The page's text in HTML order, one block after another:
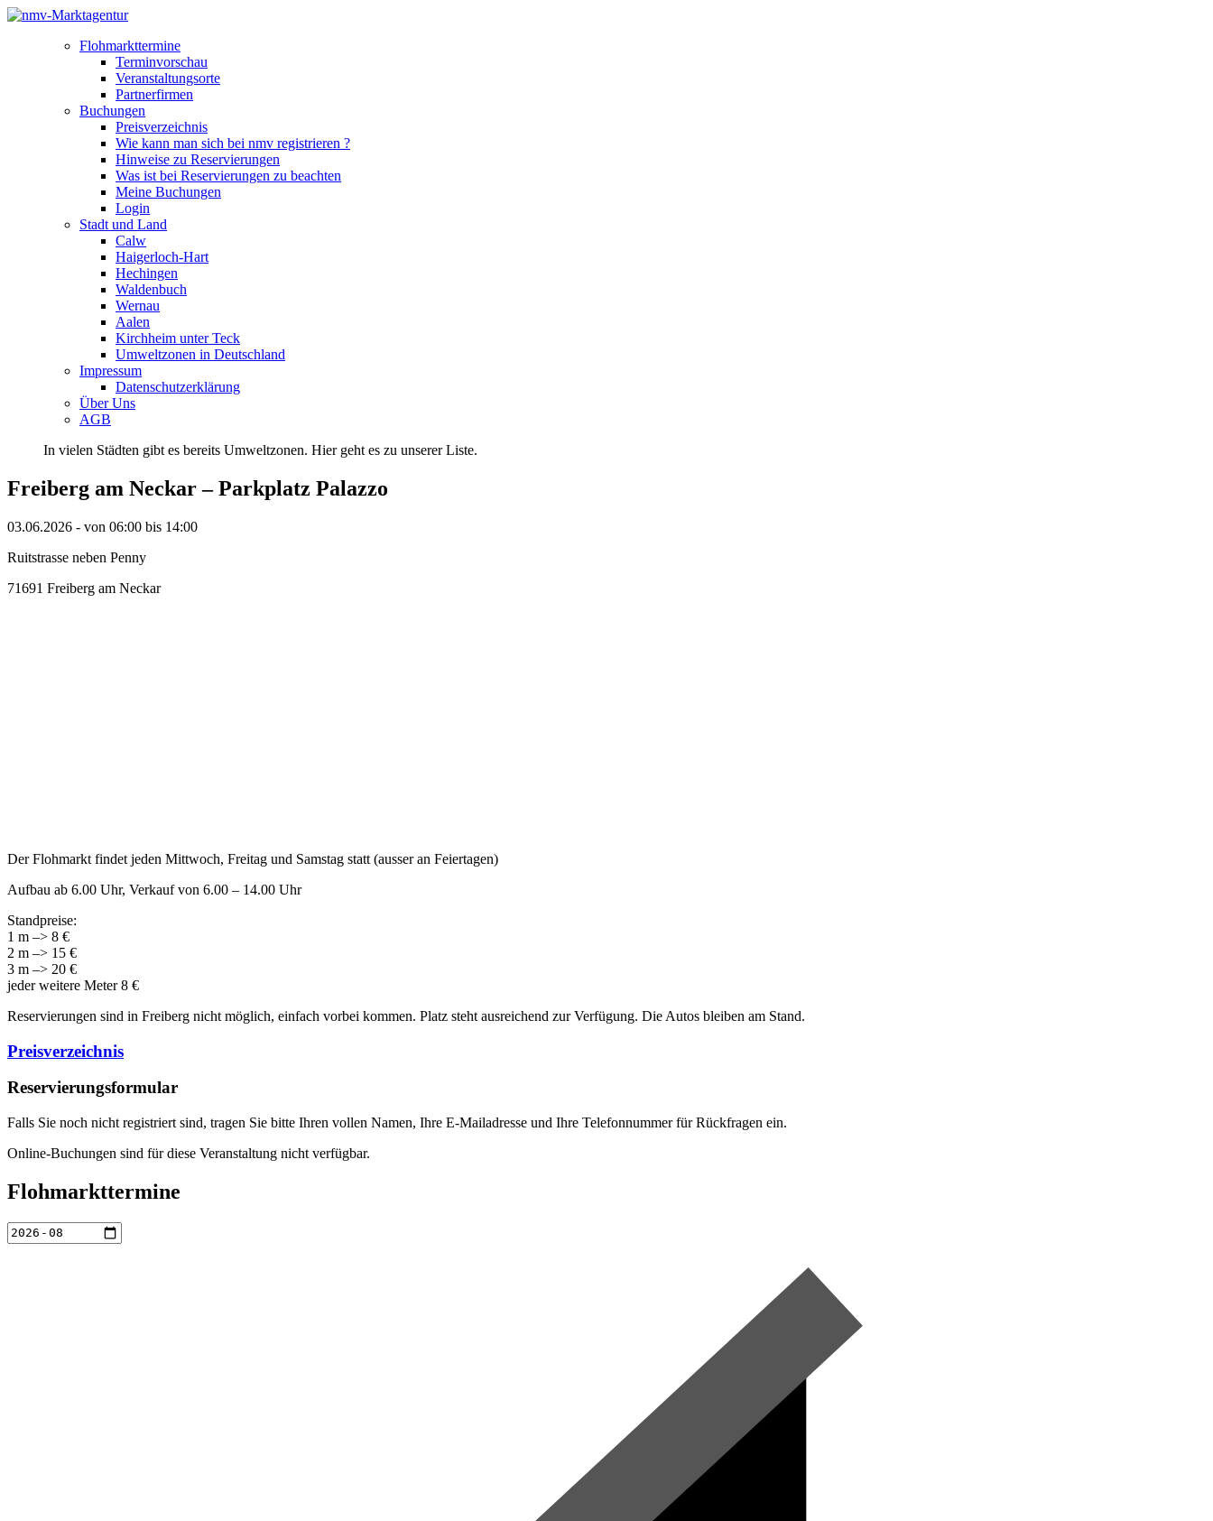
Flohmarkttermine
Terminvorschau
Veranstaltungsorte
Partnerfirmen
Buchungen
Preisverzeichnis
Wie kann man sich bei nmv registrieren ?
Hinweise zu Reservierungen
Was ist bei Reservierungen zu beachten
Meine Buchungen
Login
Stadt und Land
Calw
Haigerloch-Hart
Hechingen
Waldenbuch
Wernau
Aalen
Kirchheim unter Teck
Umweltzonen in Deutschland
Impressum
Datenschutzerklärung
Über Uns
AGB
In vielen Städten gibt es bereits Umweltzonen. Hier geht es zu unserer Liste.
Freiberg am Neckar – Parkplatz Palazzo
03.06.2026 - von 06:00 bis 14:00
Ruitstrasse neben Penny
71691 Freiberg am Neckar
Der Flohmarkt findet jeden Mittwoch, Freitag und Samstag statt (ausser an Feiertagen)
Aufbau ab 6.00 Uhr, Verkauf von 6.00 – 14.00 Uhr
Standpreise:
1 m –> 8 €
2 m –> 15 €
3 m –> 20 €
jeder weitere Meter 8 €
Reservierungen sind in Freiberg nicht möglich, einfach vorbei kommen. Platz steht ausreichend zur Verfügung. Die Autos bleiben am Stand.
Preisverzeichnis
Reservierungsformular
Falls Sie noch nicht registriert sind, tragen Sie bitte Ihren vollen Namen, Ihre E-Mailadresse und Ihre Telefonnummer für Rückfragen ein.
Online-Buchungen sind für diese Veranstaltung nicht verfügbar.
Flohmarkttermine